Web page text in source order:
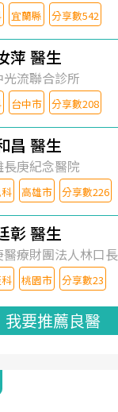
宜蘭縣 分享數542
萍 醫生
光流聯合診所
台中市 分享數208
昌 醫生
長庚紀念醫院
高雄市 分享數226
彰 醫生
醫療財團法人林口
桃園市 分享數23
我要推薦良醫